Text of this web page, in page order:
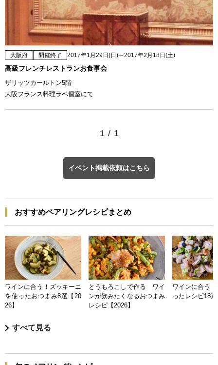
大阪府 開催終了 2017年1月29日(日)～2017年2月18日(土)
高級フレンチレストランお食事会
ザリッツカールトン5階
大阪フランス料理ラベ個室にて
1 / 1
イベント掲載依頼はこちら
おすすめペアリングレシピまとめ
ワインに合う！ズッキーニ
を使ったおつまみ8選【20
26】
とうもろこしで作る ワイ
ンが飲みたくなるおつまみ
レシピ【2026】
ワインに合う
ったレシピ18
すべて見る